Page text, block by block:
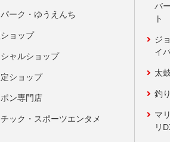
ーク・ゆうえんち
ョップ
ャルショップ
ショップ
ン専門店
ック・スポーツエンタメ
バ
ト
ジ
イ
太
釣
マ
リ